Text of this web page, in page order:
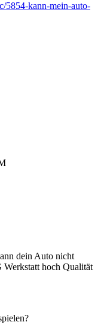
5854-kann-mein-auto-
dein Auto nicht
Werkstatt hoch Qualität